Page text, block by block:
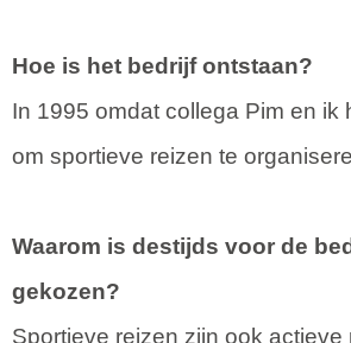
Hoe is het bedrijf ontstaan?
In 1995 omdat collega Pim en ik
om sportieve reizen te
Waarom is destijds voor de
gekozen?
Sportieve reizen zijn ook